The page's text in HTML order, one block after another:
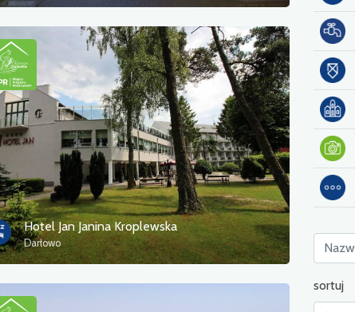
Hotel Jan Janina Kroplewska
Darłowo
sortuj